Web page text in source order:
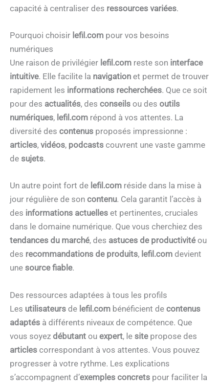
capacité à centraliser des ressources variées.
Pourquoi choisir lefil.com pour vos besoins
numériques
Une raison de privilégier lefil.com reste son interface
intuitive. Elle facilite la navigation et permet de trouver
rapidement les informations recherchées. Que ce soit
pour des actualités, des conseils ou des outils
numériques, lefil.com répond à vos attentes. La
diversité des contenus proposés impressionne :
articles, vidéos, podcasts couvrent une vaste gamme
de sujets.
Un autre point fort de lefil.com réside dans la mise à
jour régulière de son contenu. Cela garantit l’accès à
des informations actuelles et pertinentes, cruciales
dans le domaine numérique. Que vous cherchiez des
tendances du marché, des astuces de productivité ou
des recommandations de produits, lefil.com devient
une source fiable.
Des ressources adaptées à tous les profils
Les utilisateurs de lefil.com bénéficient de contenus
adaptés à différents niveaux de compétence. Que
vous soyez débutant ou expert, le site propose des
articles correspondant à vos attentes. Vous pouvez
progresser à votre rythme. Les explications
s’accompagnent d’exemples concrets pour faciliter la